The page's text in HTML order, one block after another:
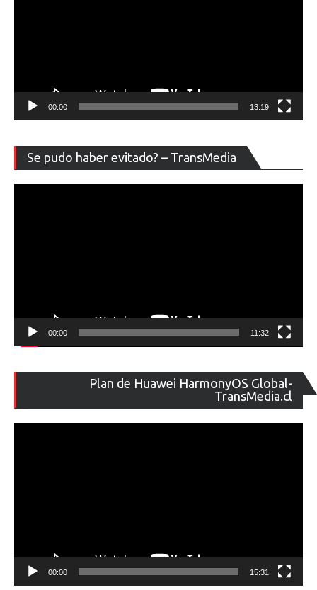
00:00 13:19
Se pudo haber evitado? – TransMedia
de
00:00 11:32
Plan de Huawei HarmonyOS Global-
TransMedia.cl
de
00:00 15:31